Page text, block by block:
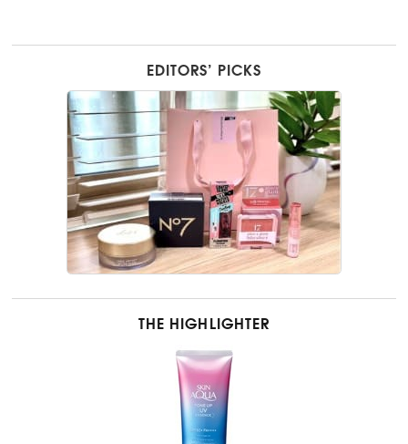
EDITORS’ PICKS
THE HIGHLIGHTER